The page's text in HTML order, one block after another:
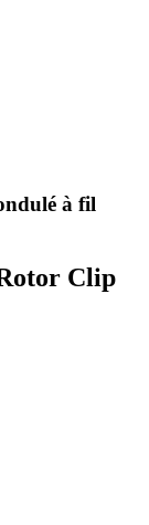
à fil
Clip